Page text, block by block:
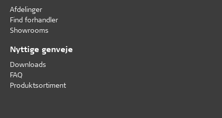
Afdelinger
Find forhandler
Showrooms
Nyttige genveje
Downloads
FAQ
Produktsortiment